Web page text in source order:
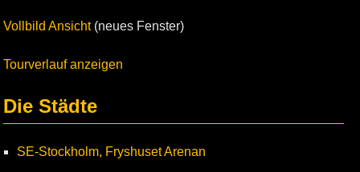
Vollbild Ansicht(neues Fenster)
Tourverlauf anzeigen
Die Städte
SE-Stockholm, Fryshuset Arenan